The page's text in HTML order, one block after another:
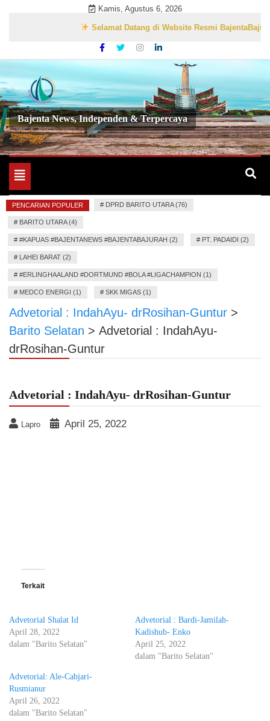
Kamis, Agustus 6, 2026
Selamat Datang di Website Resmi
Bajenta News, Independen & Terpercaya
Toggle
navigation
PENCARIAN POPULER # DPRD BARITO UTARA (76)
# BARITO UTARA (4)
# #KAPUAS #BAJENTANEWS #BAJENTABAJURAH (2) # PT. PADAIDI (2)
# LAHEI BARAT (2)
# #ERLINGHAALAND #DORTMUND #BOLA #LIGACHAMPION (1)
# MEDCO ENERGI (1) # SKK MIGAS (1)
Advetorial : IndahAyu- drRosihan-Guntur >
Barito Selatan > Advetorial : IndahAyu-
drRosihan-Guntur
Advetorial : IndahAyu- drRosihan-Guntur
Lapro April 25, 2022
Terkait
Advetorial Shalat Id
April 28, 2022
dalam "Barito Selatan"
Advetorial : Bardi-Jamilah-
Kadishub- Enko
April 25, 2022
dalam "Barito Selatan"
Advetorial: Ale-Cabjari-
Rusmianur
April 26, 2022
dalam "Barito Selatan"